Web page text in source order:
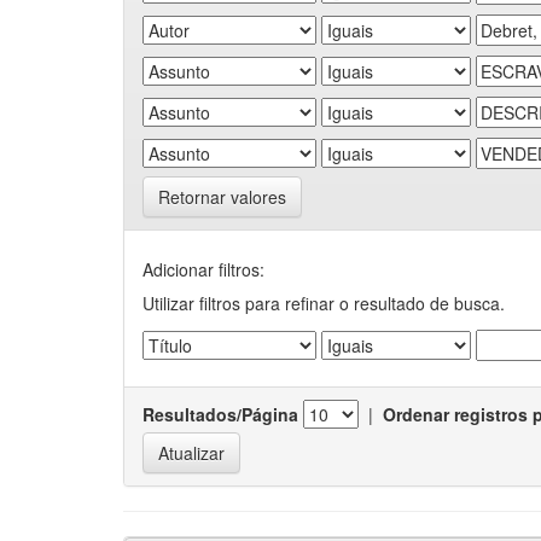
Retornar valores
Adicionar filtros:
Utilizar filtros para refinar o resultado de busca.
Resultados/Página | Ordenar registros